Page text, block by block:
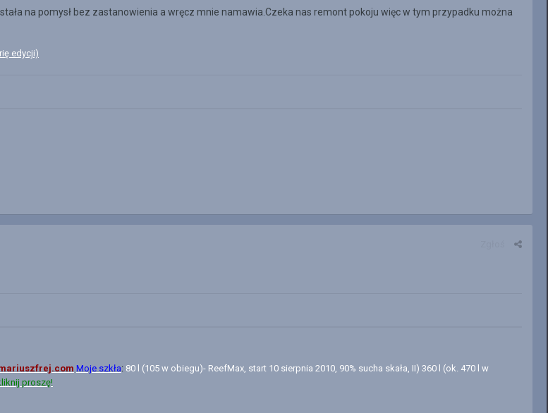
na pomysł bez zastanowienia a wręcz mnie namawia.Czeka nas remont pokoju więc w tym przypadku można
edycji)
Moje szkła: 80 l (105 w obiegu)- ReefMax, start 10 sierpnia 2010, 90% sucha skała, II) 360 l (ok. 470 l w
proszę!